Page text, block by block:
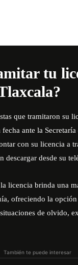
tu
que tramitaron su
ante la
con su licencia a
descargar desde su
licencia brinda una
ofreciendo la opción
de olvido,
También te puede interesar